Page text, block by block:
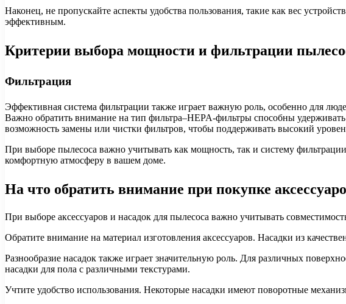
Наконец, не пропускайте аспекты удобства пользования, такие как вес
эффективным.
Критерии выбора мощности и фильтрации
Фильтрация
Эффективная система фильтрации также играет важную роль, особенно для
Важно обратить внимание на тип фильтра–HEPA-фильтры способны
возможность замены или чистки фильтров, чтобы поддерживать высокий
При выборе пылесоса важно учитывать как мощность, так и систему
комфортную атмосферу в вашем доме.
На что обратить внимание при покупке
При выборе аксессуаров и насадок для пылесоса важно учитывать
Обратите внимание на материал изготовления аксессуаров. Насадки из
Разнообразие насадок также играет значительную роль. Для различных
насадки для пола с различными текстурами.
Учтите удобство использования. Некоторые насадки имеют поворотные